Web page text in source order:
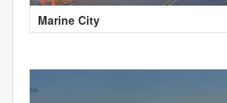
Marine City